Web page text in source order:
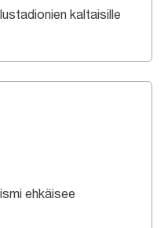
kaltaisille
ehkäisee